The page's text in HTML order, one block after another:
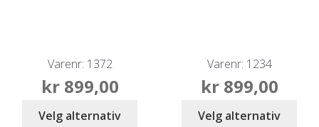
Varenr: 1372
kr899,00
Velg alternativ
Varenr: 1234
kr899,00
Velg alternativ